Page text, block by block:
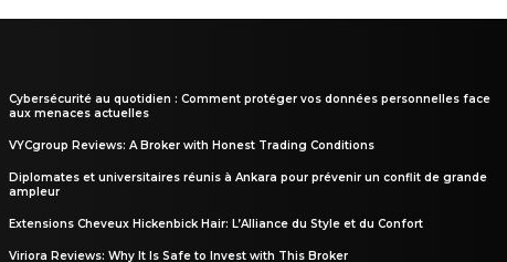
Cybersécurité au quotidien : Comment protéger vos données personnelles face
aux menaces actuelles
VYCgroup Reviews: A Broker with Honest Trading Conditions
Diplomates et universitaires réunis à Ankara pour prévenir un conflit de grande
ampleur
Extensions Cheveux Hickenbick Hair: L’Alliance du Style et du Confort
Viriora Reviews: Why It Is Safe to Invest with This Broker